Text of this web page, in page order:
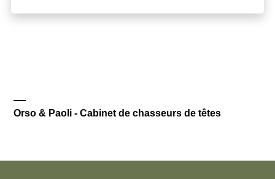
Orso & Paoli - Cabinet de chasseurs de têtes